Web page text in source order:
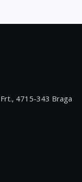
Frt., 4715-343 Braga